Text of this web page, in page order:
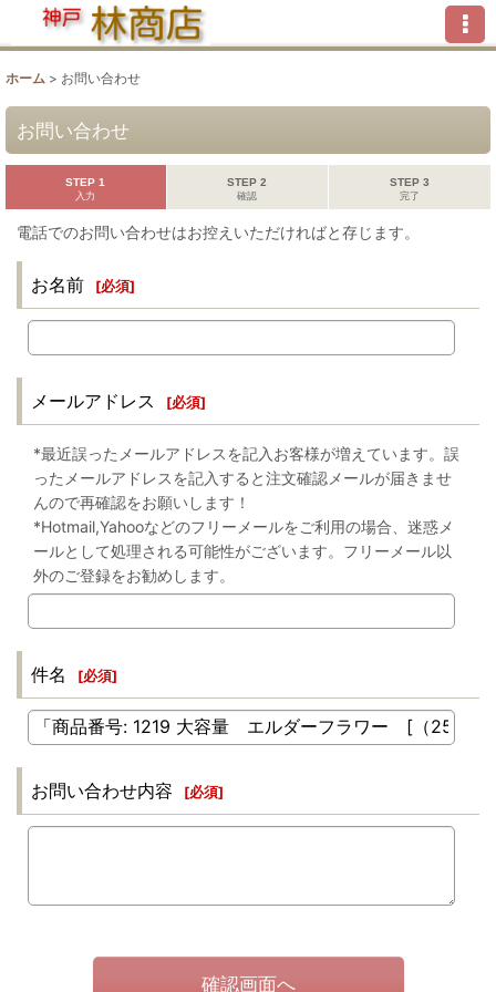
ホーム > お問い合わせ
お問い合わせ
STEP 1
入力
STEP 2
確認
STEP 3
完了
電話でのお問い合わせはお控えいただければと存じます。
お名前 [必須]
メールアドレス [必須]
*最近誤ったメールアドレスを記入お客様が増えています。誤
ったメールアドレスを記入すると注文確認メールが届きませ
んので再確認をお願いします！
*Hotmail,Yahooなどのフリーメールをご利用の場合、迷惑メ
ールとして処理される可能性がございます。フリーメール以
外のご登録をお勧めします。
件名 [必須]
お問い合わせ内容 [必須]
確認画面へ